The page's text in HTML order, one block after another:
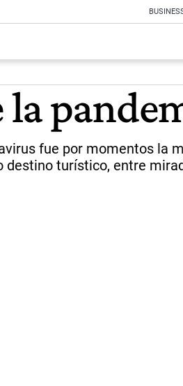
fue por momentos la
turístico, entre